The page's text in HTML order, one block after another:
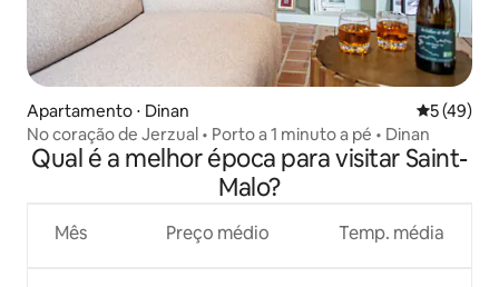
Apartamento ⋅ Dinan 5 de uma
5 (49)
No coração de Jerzual • Porto a 1 minuto a pé • Dinan
Qual é a melhor época para visitar Saint-
Malo?
Mês Preço médio Temp. média